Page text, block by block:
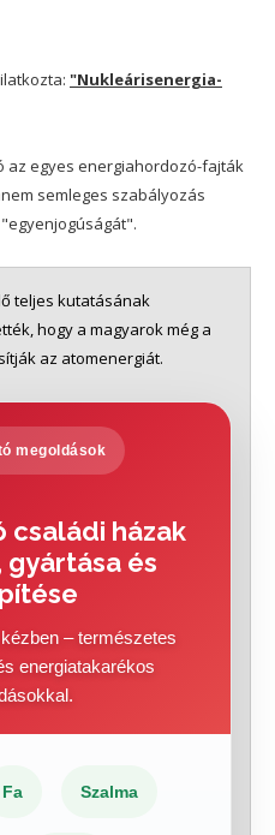
"Nukleárisenergia-
az egyes energiahordozó-fajták
semleges szabályozás
teljes kutatásának
hogy a magyarok még a
az atomenergiát.
megoldások
családi házak
és
– természetes
energiatakarékos
Fa Szalma